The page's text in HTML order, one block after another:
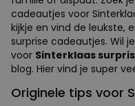
cadeautjes voor
kijkje en vind de leukste,
surprise cadeautjes. Wil
voor Sinterklaas
blog. Hier vind je super
Originele tips voor